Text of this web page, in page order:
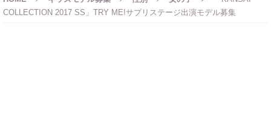
COLLECTION 2017 SS」TRY ME!サプリステージ出演モデル募集